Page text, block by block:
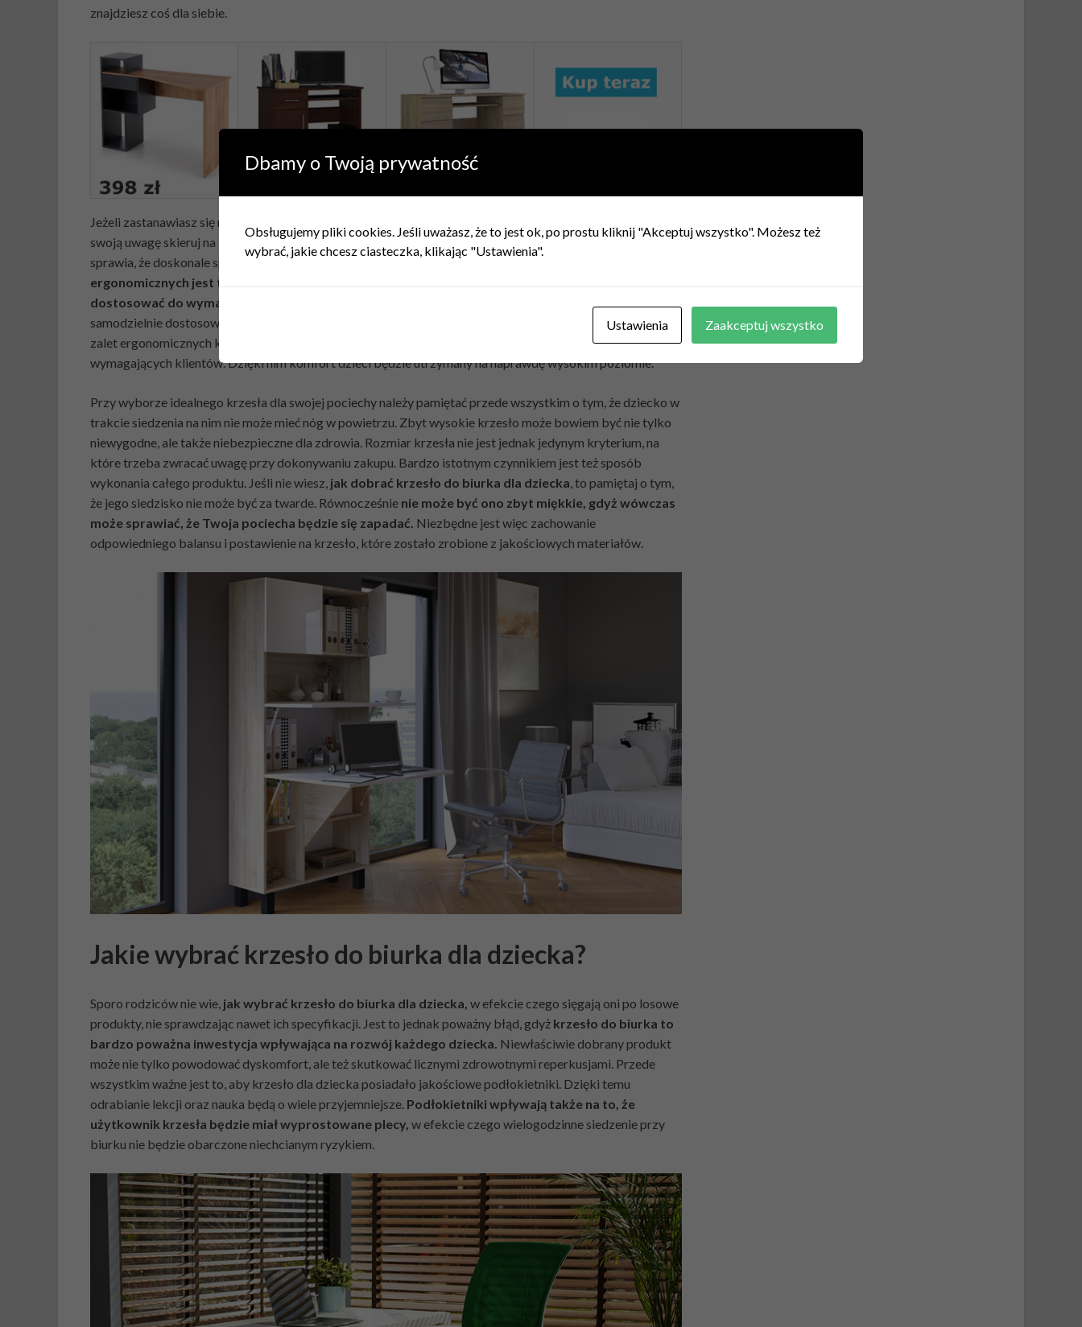
znajdziesz coś dla siebie.
Jeżeli zastanawiasz się nad kwestią:
swoją uwagę skieruj na
krzesła ergonomiczne
. Mają one naprawdę szerokie spektrum walorów, co
sprawia, że doskonale spisują się nawet u szczególnie wymagających konsumentów.
ergonomicznych jest to, że mają one wiele opcji regulacji, dzięki czemu można je bardzo łatwo
dostosować do wymagań dziecka
samodzielnie dostosowywać wysokość i głębokość siedziska, a także kąt nachylenia oparcia. Długa lista
zalet ergonomicznych krzeseł wpływa na to, że są one prawdopodobnie najlepszą opcją dla wszystkich
wymagających klientów. Dzięki nim komfort dzieci będzie utrzymany na naprawdę wysokim poziomie.
Przy wyborze idealnego krzesła dla swojej pociechy należy pamiętać przede wszystkim o tym, że dziecko w
trakcie siedzenia na nim nie może mieć nóg w powietrzu. Zbyt wysokie krzesło może bowiem być nie tylko
niewygodne, ale także niebezpieczne dla zdrowia. Rozmiar krzesła nie jest jednak jedynym kryterium, na
które trzeba zwracać uwagę przy dokonywaniu zakupu. Bardzo istotnym czynnikiem jest też sposób
wykonania całego produktu. Jeśli nie wiesz, jak dobrać krzesło do biurka dla dziecka, to pamiętaj o tym,
że jego siedzisko nie może być za twarde. Równocześnie nie może być ono zbyt miękkie, gdyż wówczas
może sprawiać, że Twoja pociecha będzie się zapadać. Niezbędne jest więc zachowanie
odpowiedniego balansu i postawienie na krzesło, które zostało zrobione z jakościowych materiałów.
Jakie wybrać krzesło do biurka dla dziecka?
Sporo rodziców nie wie, jak wybrać krzesło do biurka dla dziecka, w efekcie czego sięgają oni po losowe
produkty, nie sprawdzając nawet ich specyfikacji. Jest to jednak poważny błąd, gdyż krzesło do biurka to
bardzo poważna inwestycja wpływająca na rozwój każdego dziecka. Niewłaściwie dobrany produkt
może nie tylko powodować dyskomfort, ale też skutkować licznymi zdrowotnymi reperkusjami. Przede
wszystkim ważne jest to, aby krzesło dla dziecka posiadało jakościowe podłokietniki. Dzięki temu
odrabianie lekcji oraz nauka będą o wiele przyjemniejsze. Podłokietniki wpływają także na to, że
użytkownik krzesła będzie miał wyprostowane plecy, w efekcie czego wielogodzinne siedzenie przy
biurku nie będzie obarczone niechcianym ryzykiem.
Dbamy o Twoją prywatność
Obsługujemy pliki cookies. Jeśli uważasz, że to jest ok, po prostu kliknij "Akceptuj wszystko". Możesz też
wybrać, jakie chcesz ciasteczka, klikając "Ustawienia".
Ustawienia Zaakceptuj wszystko